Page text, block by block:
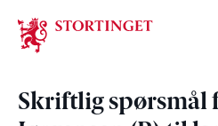
Stortinget.no
Skriftlig spørsmål